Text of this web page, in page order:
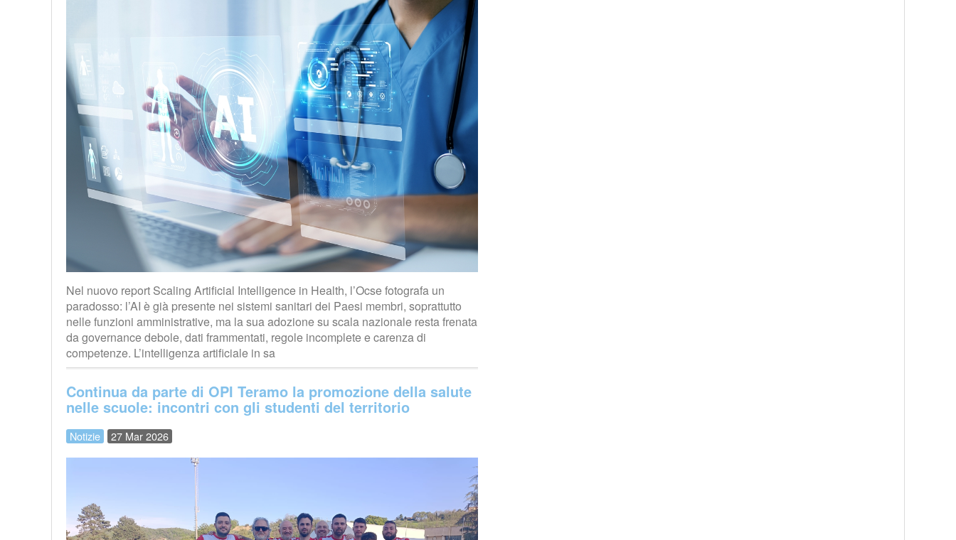
Nel nuovo report Scaling Artificial Intelligence in Health, l’Ocse fotografa un
paradosso: l’AI è già presente nei sistemi sanitari dei Paesi membri, soprattutto
nelle funzioni amministrative, ma la sua adozione su scala nazionale resta frenata
da governance debole, dati frammentati, regole incomplete e carenza di
competenze. L’intelligenza artificiale in sa
Continua da parte di OPI Teramo la promozione della salute
nelle scuole: incontri con gli studenti del territorio
Notizie 27 Mar 2026